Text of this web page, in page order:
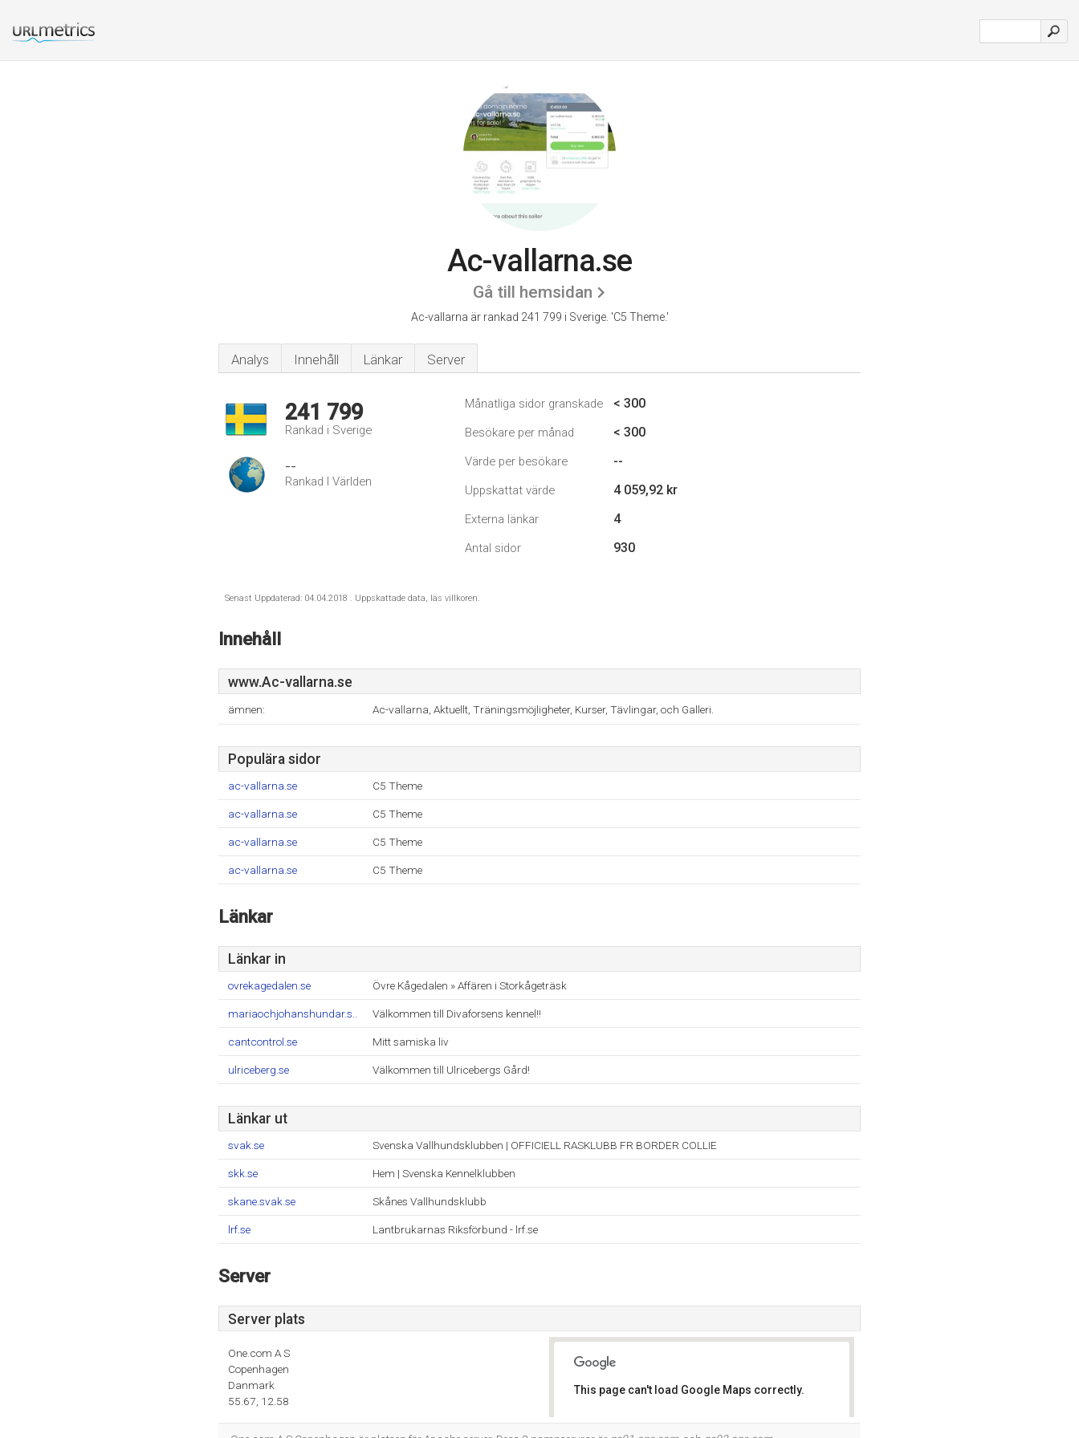
Ac-vallarna.se
Gå till hemsidan
Ac-vallarna är rankad 241 799 i Sverige. 'C5 Theme.'
Analys Innehåll Länkar Server
241 799
Rankad i Sverige
--
Rankad I Världen
Månatliga sidor granskade < 300
Besökare per månad < 300
Värde per besökare --
Uppskattat värde 4 059,92 kr
Externa länkar 4
Antal sidor 930
Senast Uppdaterad: 04.04.2018 . Uppskattade data, läs villkoren.
Innehåll
www.Ac-vallarna.se
ämnen: Ac-vallarna, Aktuellt, Träningsmöjligheter, Kurser, Tävlingar, och Galleri.
Populära sidor
ac-vallarna.se C5 Theme
ac-vallarna.se C5 Theme
ac-vallarna.se C5 Theme
ac-vallarna.se C5 Theme
Länkar
Länkar in
ovrekagedalen.se Övre Kågedalen » Affären i Storkågeträsk
mariaochjohanshundar.s.. Välkommen till Divaforsens kennel!!
cantcontrol.se Mitt samiska liv
ulriceberg.se Välkommen till Ulricebergs Gård!
Länkar ut
svak.se Svenska Vallhundsklubben | OFFICIELL RASKLUBB FR BORDER COLLIE
skk.se Hem | Svenska Kennelklubben
skane.svak.se Skånes Vallhundsklubb
lrf.se Lantbrukarnas Riksförbund - lrf.se
Server
Server plats
One.com A S
Copenhagen
Danmark
55.67, 12.58
This page can't load Google Maps correctly.